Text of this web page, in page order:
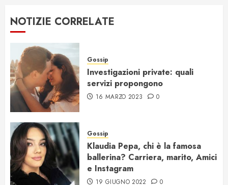
NOTIZIE CORRELATE
Gossip
Investigazioni private: quali
servizi propongono
16 MARZO 2023 0
Gossip
Klaudia Pepa, chi è la famosa
ballerina? Carriera, marito, Amici
e Instagram
19 GIUGNO 2022 0